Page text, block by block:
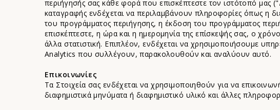
περιήγησής σας κάθε φορά που επισκέπτεστε τον ιστότοπό μας
καταγραφής ενδέχεται να περιλαμβάνουν πληροφορίες όπως η
του προγράμματος περιήγησης, η έκδοση του προγράμματος
επισκέπτεστε, η ώρα και η ημερομηνία της επίσκεψής σας, ο
άλλα στατιστική. Επιπλέον, ενδέχεται να χρησιμοποιήσουμε
Analytics που συλλέγουν, παρακολουθούν και αναλύουν αυτό.
Επικοινωνίες
Τα Στοιχεία σας ενδέχεται να χρησιμοποιηθούν για να
διαφημιστικά μηνύματα ή διαφημιστικό υλικό και άλλες